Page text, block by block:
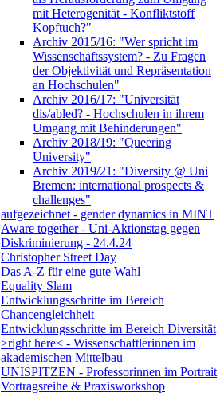
mit Heterogenität - Konfliktstoff
Kopftuch?"
Archiv 2015/16: "Wer spricht im
Wissenschaftssystem? - Zu Fragen
der Objektivität und Repräsentation
an Hochschulen"
Archiv 2016/17: "Universität
dis/abled? - Hochschulen in ihrem
Umgang mit Behinderungen"
Archiv 2018/19: "Queering
University"
Archiv 2019/21: "Diversity @ Uni
Bremen: international prospects &
challenges"
aufgezeichnet - gender dynamics in MINT
Aware together - Uni-Aktionstag gegen
Diskriminierung - 24.4.24
Christopher Street Day
Das A-Z für eine gute Wahl
Equality Slam
Entwicklungsschritte im Bereich
Chancengleichheit
Entwicklungsschritte im Bereich Diversität
>right here< - Wissenschaftlerinnen im
akademischen Mittelbau
UNISPITZEN - Professorinnen im Portrait
Vortragsreihe & Praxisworkshop